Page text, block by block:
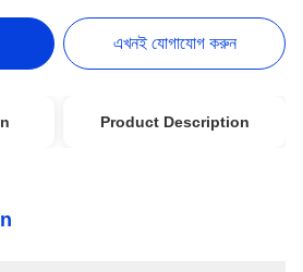
এখনই যোগাযোগ করুন
Product Description